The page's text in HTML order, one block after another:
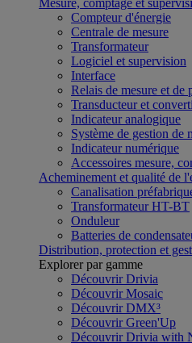
Mesure, comptage et
Compteur d'énergie
Centrale de mesure
Transformateur
Logiciel et supervision
Interface
Relais de mesure et de
Transducteur et
Indicateur analogique
Système de gestion de
Indicateur numérique
Accessoires mesure,
Acheminement et qualité de
Canalisation
Transformateur HT-BT
Onduleur
Batteries de
Distribution, protection et
Explorer par gamme
Découvrir Drivia
Découvrir Mosaic
Découvrir DMX³
Découvrir Green'Up
Découvrir Drivia with